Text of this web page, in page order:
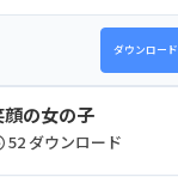
ダウンロード
の女の子
52 ダウンロード